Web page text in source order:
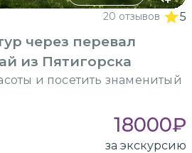
20 отзывов 5
через перевал
из Пятигорска
и посетить знаменитый
18000₽
за экскурсию